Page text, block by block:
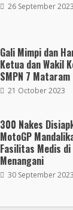
26 September 2023
Gali Mimpi dan
Ketua dan Wakil
SMPN 7
21 October 2023
300 Nakes
MotoGP
Fasilitas Medis di
Menangani
30 September 2023